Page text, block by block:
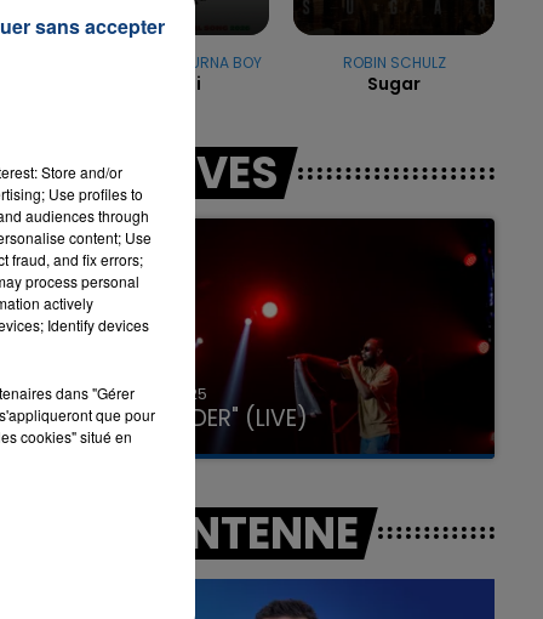
SHAKIRA FEAT. BURNA BOY
Dai Dai
ROBIN SCHULZ
Sugar
LES LIVES
31 janvier 2025
GIMS "SPIDER" (LIVE)
A L'ANTENNE
Store and/or
Use profiles to
audiences through
content; Use
fraud, and fix errors;
process personal
actively
Identify devices
dans "Gérer
que pour
cookies" situé en
sans accepter